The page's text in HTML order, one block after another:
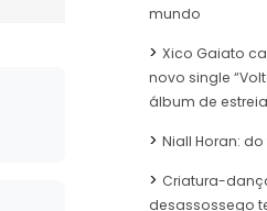
mundo
Xico Gaiato
novo single
álbum de estreia
Niall Horan:
Criatura-
desassossego